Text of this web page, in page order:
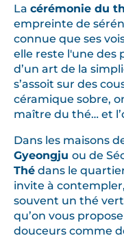
La cérémonie du
empreinte de
connue que ses
elle reste l'une des
d’un art de la
s’assoit sur des
céramique sobre,
maître du thé… et
Dans les maisons
Gyeongju ou de
Thé dans le
invite à
souvent un thé
qu’on vous
douceurs comme